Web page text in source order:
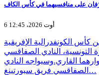
6 أوت 2026، 12:45
الكونفدرالية الإفريقية
التونسية، النادي الصفاقسي
القاري.وسيواجه النادي
الصفاقسي فريق سبورتينغ…